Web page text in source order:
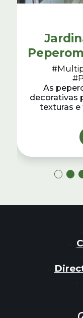
As
decorativas
texturas e